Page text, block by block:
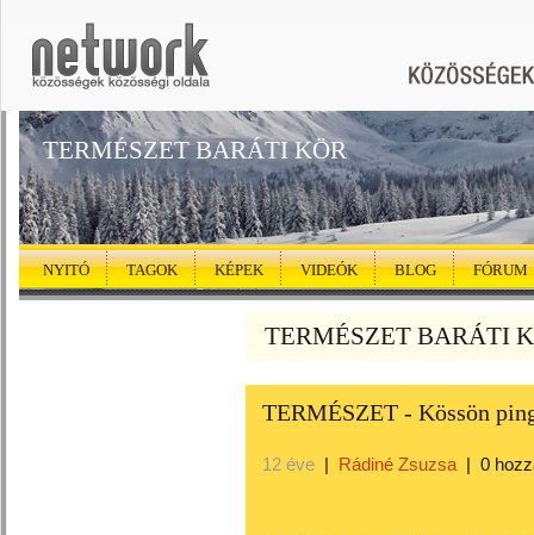
TERMÉSZET BARÁTI KÖR
NYITÓ TAGOK KÉPEK VIDEÓK BLOG FÓRUM
TERMÉSZET BARÁTI
TERMÉSZET - Kössön
12 éve | Rádiné Zsuzsa | 0